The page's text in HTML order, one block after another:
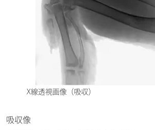
X線透視画像（吸収）
吸収像